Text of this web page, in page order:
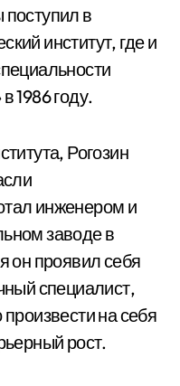
в
институт, где и
1986 году.
Рогозин
инженером и
заводе в
он проявил себя
специалист,
на себя
рост.